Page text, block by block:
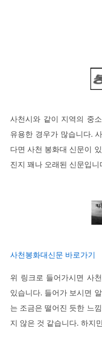
사천시와 같이 지역의 중
유용한 경우가 많습니다.
다면 사천 봉화대 신문이
진지 꽤나 오래된 신문입니
사천봉화대신문 바로가기
위 링크로 들어가시면 사
있습니다. 들어가 보시면
는 조금은 떨어진 듯한 느
지 않은 것 같습니다. 하지